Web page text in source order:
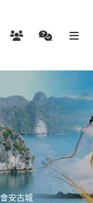
會安古城